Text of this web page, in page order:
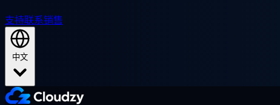
支持联系销售
中文